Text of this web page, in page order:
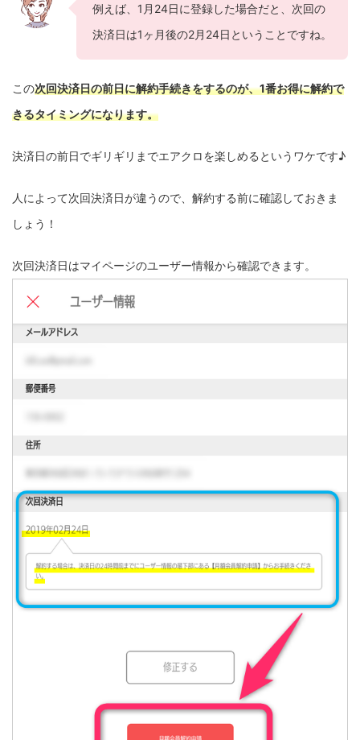
例えば、1月24日に登録した場合だと、次回の
決済日は1ヶ月後の2月24日ということですね。
この次回決済日の前日に解約手続きをするのが、1番お得に解約で
きるタイミングになります。
決済日の前日でギリギリまでエアクロを楽しめるというワケです♪
人によって次回決済日が違うので、解約する前に確認しておきま
しょう！
次回決済日はマイページのユーザー情報から確認できます。